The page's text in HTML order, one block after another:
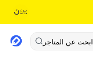
ابحث عن المتاجر